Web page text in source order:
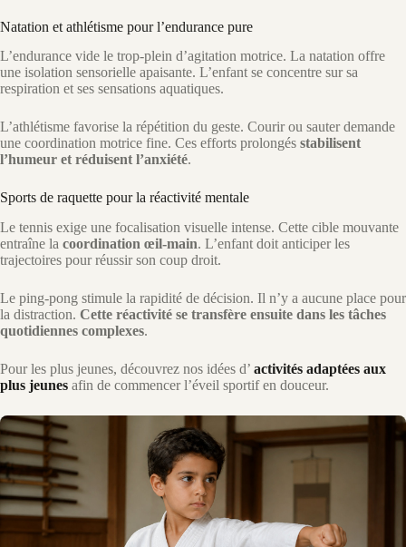
Natation et athlétisme pour l’endurance pure
L’endurance vide le trop-plein d’agitation motrice. La natation offre
une isolation sensorielle apaisante. L’enfant se concentre sur sa
respiration et ses sensations aquatiques.
L’athlétisme favorise la répétition du geste. Courir ou sauter demande
une coordination motrice fine. Ces efforts prolongés stabilisent
l’humeur et réduisent l’anxiété.
Sports de raquette pour la réactivité mentale
Le tennis exige une focalisation visuelle intense. Cette cible mouvante
entraîne la coordination œil-main. L’enfant doit anticiper les
trajectoires pour réussir son coup droit.
Le ping-pong stimule la rapidité de décision. Il n’y a aucune place pour
la distraction. Cette réactivité se transfère ensuite dans les tâches
quotidiennes complexes.
Pour les plus jeunes, découvrez nos idées d’ activités adaptées aux
plus jeunes afin de commencer l’éveil sportif en douceur.